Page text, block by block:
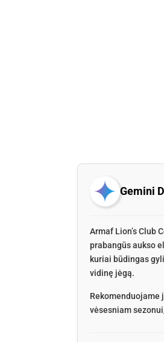
Gemini
Armaf Lion’s Club
prabangūs aukso
kuriai būdingas
vidinę jėgą.
vėsesniam